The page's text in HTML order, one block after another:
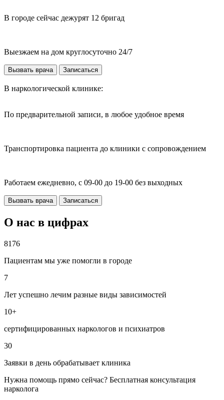
В городе сейчас дежурят 12 бригад
Выезжаем на дом круглосуточно 24/7
Вызвать врача Записаться
В наркологической клинике:
По предварительной записи, в любое удобное время
Транспортировка пациента до клиники с сопровождением
Работаем ежедневно, с 09-00 до 19-00 без выходных
Вызвать врача Записаться
О нас в цифрах
8176
Пациентам мы уже помогли в городе
7
Лет успешно лечим разные виды зависимостей
10+
сертифицированных наркологов и психиатров
30
Заявки в день обрабатывает клиника
Нужна помощь прямо сейчас? Бесплатная консультация
нарколога